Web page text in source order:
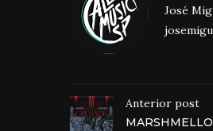
José
Anterior post